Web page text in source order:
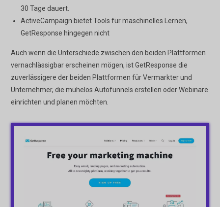
30 Tage dauert.
ActiveCampaign bietet Tools für maschinelles Lernen,
GetResponse hingegen nicht
Auch wenn die Unterschiede zwischen den beiden Plattformen
vernachlässigbar erscheinen mögen, ist GetResponse die
zuverlässigere der beiden Plattformen für Vermarkter und
Unternehmer, die mühelos Autofunnels erstellen oder Webinare
einrichten und planen möchten.